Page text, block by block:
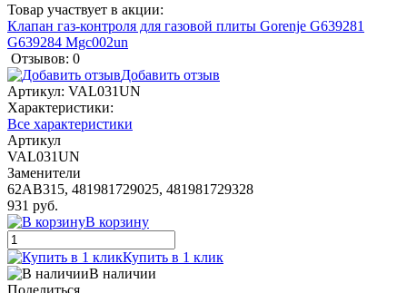
Товар участвует в акции:
Клапан газ-контроля для газовой плиты Gorenje G639281
G639284 Mgc002un
Отзывов: 0
Добавить отзыв
Артикул: VAL031UN
Характеристики:
Все характеристики
Артикул
VAL031UN
Заменители
62AB315, 481981729025, 481981729328
931 руб.
В корзину
Купить в 1 клик
В наличии
Поделиться